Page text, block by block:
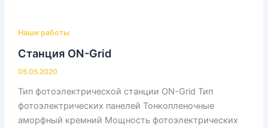
Наши работы
Станция ON-Grid
05.05.2020
Тип фотоэлектрической станции ON-Grid Тип
фотоэлектрических панелей Тонкопленочные
аморфный кремний Мощность фотоэлектрических